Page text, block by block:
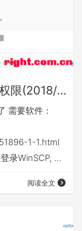
极路由B70 免开发者开启ROOT权限(2018/09/15)
需要软件：
1-1.html
录WinSCP, 按
为定时重拨插
阅读全文